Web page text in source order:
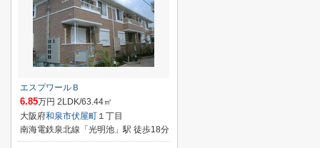
エスプワールＢ
6.85万円 2LDK/63.44㎡
大阪府和泉市伏屋町 １丁目
南海電鉄泉北線「光明池」駅 徒歩18分